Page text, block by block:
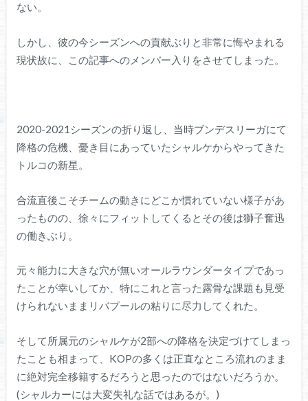
ない。
しかし、彼の今シーズンへの貢献ぶりと非常に悔やまれる
現状故に、この記事へのメンバー入りをさせてしまった。
2020-2021シーズンの折り返し、当時ブンデスリーガにて
降格の危機、憂き目にあっていたシャルケからやってきた
トルコの新星。
合流直後こそチームの動きにどこか慣れていない様子があ
ったものの、徐々にフィットしてくるとその後は獅子奮迅
の働きぶり。
元々能力に大きな穴が無いオールラウンダータイプであっ
たことが幸いしてか、特にこれと言った露骨な課題も見受
けられないままリバプールの粘りに尽力してくれた。
そして所属元のシャルケが2部への降格を決定づけてしまっ
たことも相まって、KOPの多くは正直なところ流れのまま
に絶対完全移籍するだろうと思ったのではないだろうか。
(シャルカーには大変失礼な話ではあるが。)